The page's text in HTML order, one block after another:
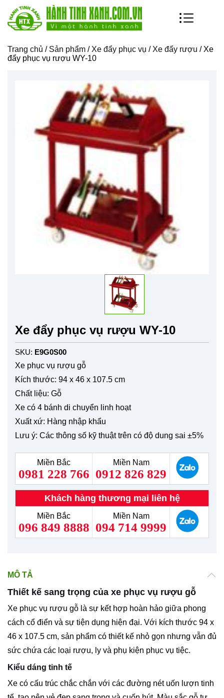
Trang chủ / Sản phẩm / Xe đẩy phục vụ / Xe đẩy rượu / Xe
đẩy phục vụ rượu WY-10
Xe đẩy phục vụ rượu WY-10
SKU: E9G0S00
Xe phục vụ rượu gỗ
Kích thước: 94 x 46 x 107.5 cm
Chất liệu: Gỗ
Xe có 4 bánh di chuyển linh hoạt
Xuất xứ: Hàng nhập khẩu
Lưu ý: Các thông số kỹ thuật trên có độ dung sai ±5%
Miền Bắc
0981 228 766
Miền Nam
0912 826 829
Khách hàng thương mại liên hệ
Miền Bắc
096 849 8888
Miền Nam
094 714 9999
MÔ TẢ
Thiết kế sang trọng của xe phục vụ rượu gỗ
Xe phục vụ rượu gỗ là sự kết hợp hoàn hảo giữa phong
cách cổ điển và sự tiện dụng hiện đại. Với kích thước 94 x
46 x 107.5 cm, sản phẩm có thiết kế nhỏ gọn nhưng vẫn đủ
sức chứa các loại rượu, ly và phụ kiện phục vụ tiệc.
Kiểu dáng tinh tế
Xe có cấu trúc chắc chắn với các đường nét uốn lượn tinh